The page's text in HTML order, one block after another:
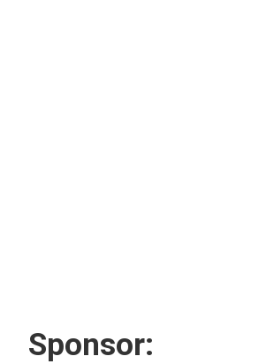
Sponsor: